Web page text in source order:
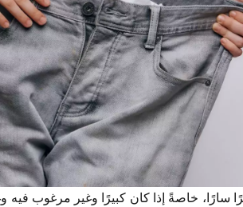
سارًا، خاصةً إذا كان كبيرًا وغير مرغوب فيه